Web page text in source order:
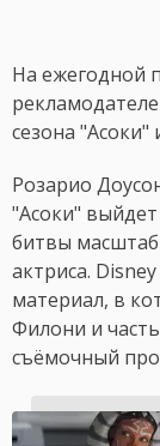
На ежегодной
сезона "Асоки"
Розарио
"Асоки" выйдет
битвы
актриса.
материал, в
Филони и
съёмочный